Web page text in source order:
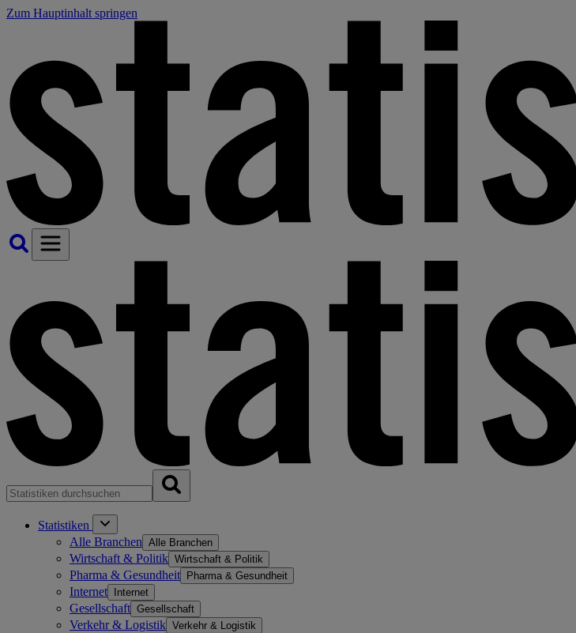
Zum Hauptinhalt springen
Statistiken
Alle Branchen Alle Branchen
Wirtschaft & Politik Wirtschaft & Politik
Pharma & Gesundheit Pharma & Gesundheit
Internet Internet
Gesellschaft Gesellschaft
Verkehr & Logistik Verkehr & Logistik